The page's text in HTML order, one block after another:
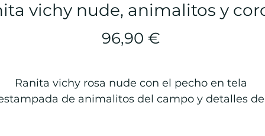
vichy nude, animalitos y
96,90 €
Ranita vichy rosa nude con el pecho en tela
de animalitos del campo y detalles de